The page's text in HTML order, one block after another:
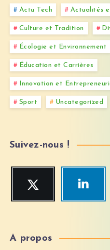
Actu Tech Actualités
Culture et Tradition
Écologie et Environnement
Éducation et Carrières
Innovation et
Sport Uncategorized
Suivez-nous !
Twitter
Suivez-
Linkedin
Venez
A propos